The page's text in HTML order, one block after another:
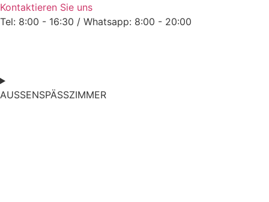
Kontaktieren Sie uns
Tel: 8:00 - 16:30 / Whatsapp: 8:00 - 20:00
AUSSENSPÄSSZIMMER